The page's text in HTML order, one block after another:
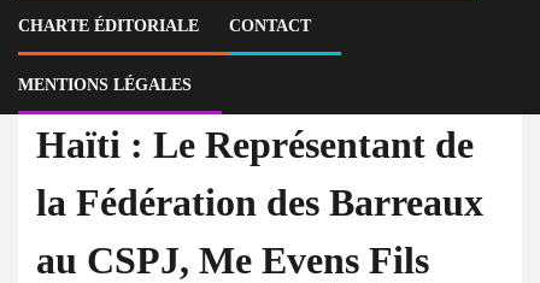
CHARTE ÉDITORIALE CONTACT
MENTIONS LÉGALES
Evens Fils dénoncé pour abus d’autorité par Me Artiste Rémy
À la Une Actu
Haïti : Le Représentant de
la Fédération des Barreaux
au CSPJ, Me Evens Fils